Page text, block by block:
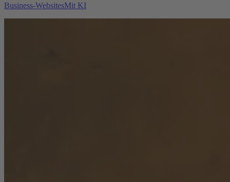
Business-WebsitesMit KI